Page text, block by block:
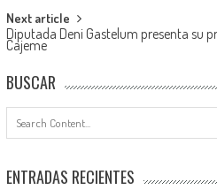
Next article
Diputada Deni Gastelum presenta su
Cajeme
BUSCAR
ENTRADAS RECIENTES